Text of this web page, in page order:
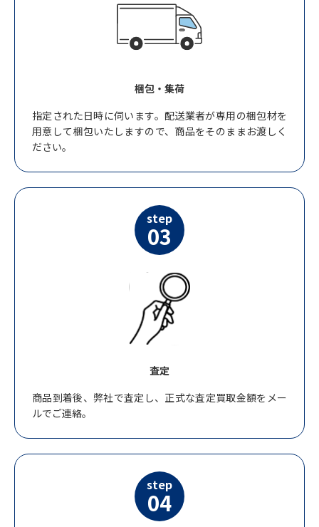
梱包・集荷
指定された日時に伺います。配送業者が専用の梱包材を
用意して梱包いたしますので、商品をそのままお渡しく
ださい。
step
03
査定
商品到着後、弊社で査定し、正式な査定買取金額をメー
ルでご連絡。
step
04